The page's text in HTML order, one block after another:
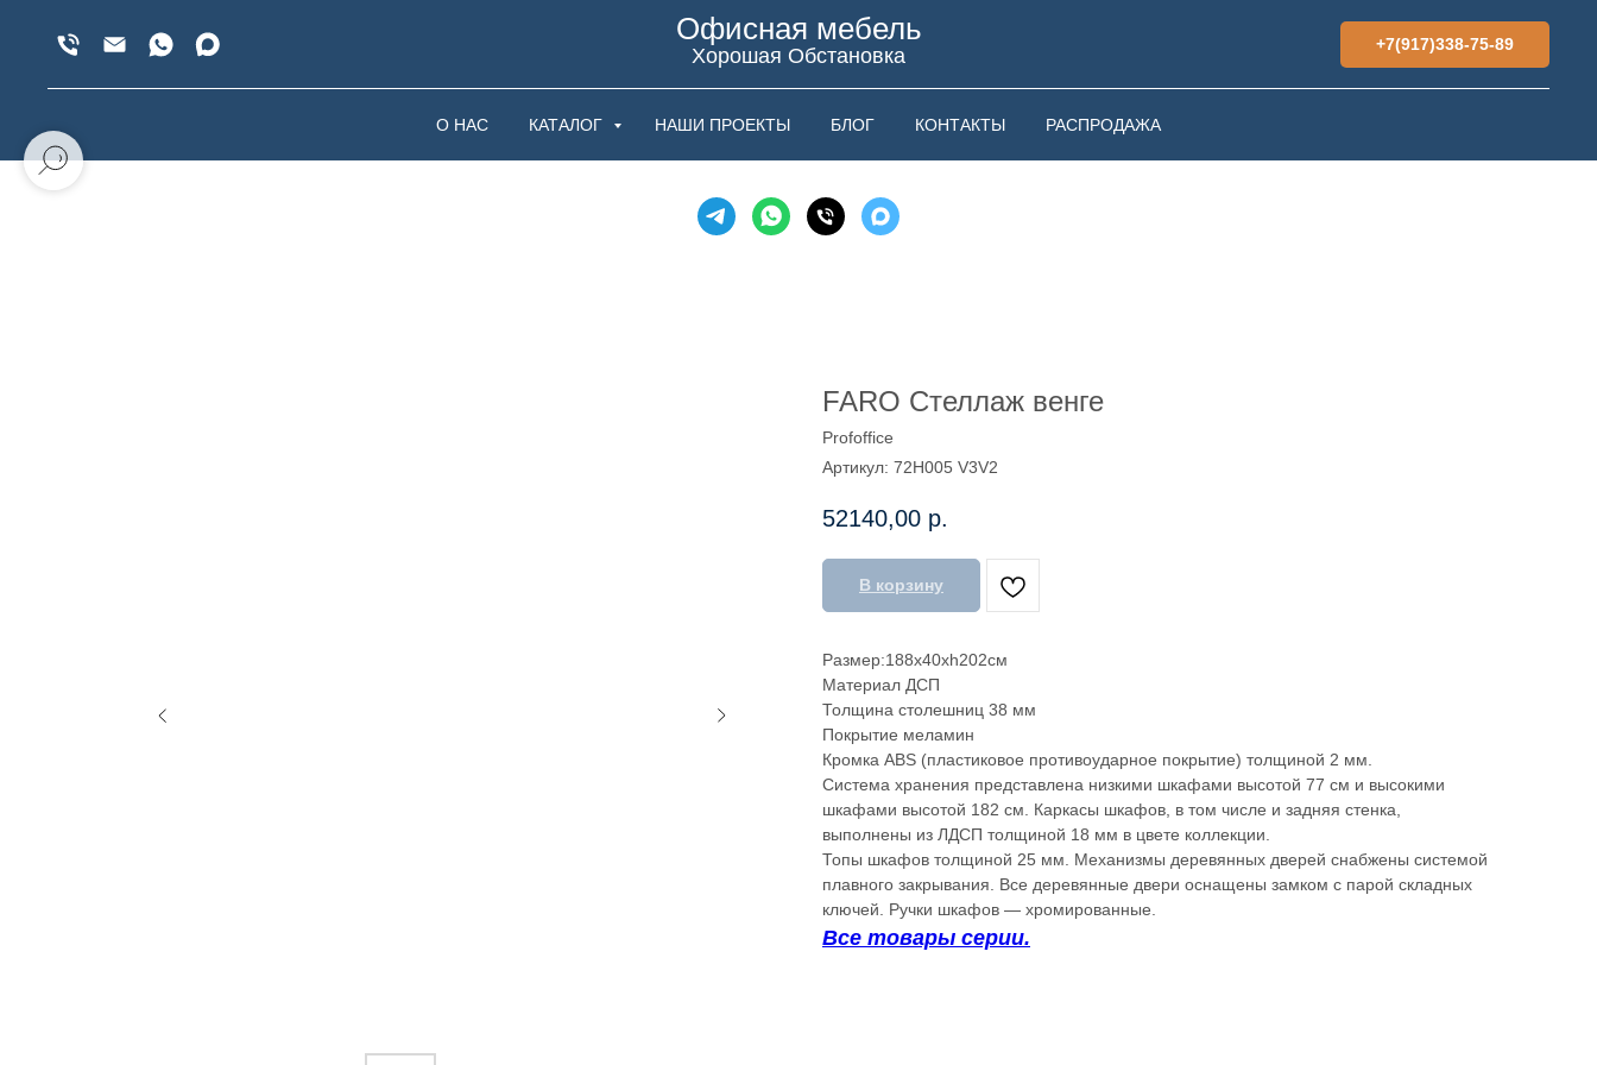
Офисная мебель
Хорошая Обстановка +7(917)338-75-89
О НАС КАТАЛОГ НАШИ ПРОЕКТЫ БЛОГ КОНТАКТЫ РАСПРОДАЖА
FARO Стеллаж венге
Profoffice
Артикул: 72H005 V3V2
52140,00 р.
В корзину
Размер:188x40xh202см
Материал ДСП
Толщина столешниц 38 мм
Покрытие меламин
Кромка ABS (пластиковое противоударное покрытие) толщиной 2 мм.
Система хранения представлена низкими шкафами высотой 77 см и высокими
шкафами высотой 182 см. Каркасы шкафов, в том числе и задняя стенка,
выполнены из ЛДСП толщиной 18 мм в цвете коллекции.
Топы шкафов толщиной 25 мм. Механизмы деревянных дверей снабжены системой
плавного закрывания. Все деревянные двери оснащены замком с парой складных
ключей. Ручки шкафов — хромированные.
Все товары серии.